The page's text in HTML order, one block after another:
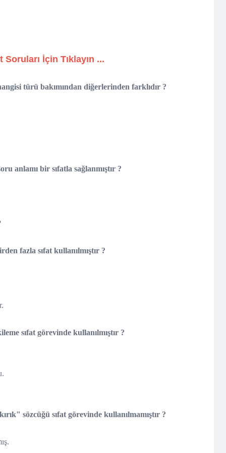
İçin Tıklayın ...
türü bakımından diğerlerinden farklıdır ?
anlamı bir sıfatla sağlanmıştır ?
fazla sıfat kullanılmıştır ?
sıfat görevinde kullanılmıştır ?
sözcüğü sıfat görevinde kullanılmamıştır ?